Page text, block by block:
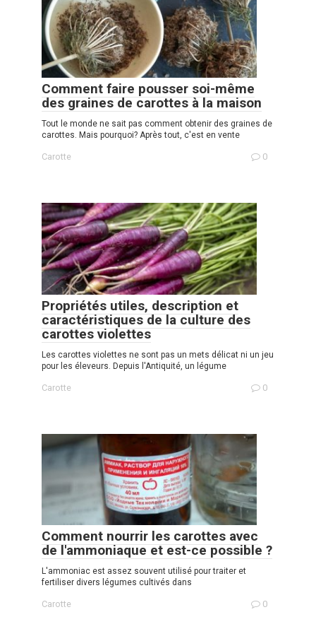
Comment faire pousser soi-même
des graines de carottes à la maison
Tout le monde ne sait pas comment obtenir des graines de
carottes. Mais pourquoi? Après tout, c'est en vente
Carotte 0
Propriétés utiles, description et
caractéristiques de la culture des
carottes violettes
Les carottes violettes ne sont pas un mets délicat ni un jeu
pour les éleveurs. Depuis l'Antiquité, un légume
Carotte 0
Comment nourrir les carottes avec
de l'ammoniaque et est-ce possible ?
L'ammoniac est assez souvent utilisé pour traiter et
fertiliser divers légumes cultivés dans
Carotte 0